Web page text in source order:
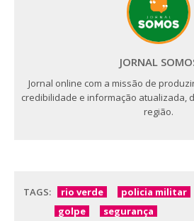
JORNAL
Jornal online com a missão de
credibilidade e informação atualizada,
região.
TAGS: rio verde policia militar
golpe
segurança